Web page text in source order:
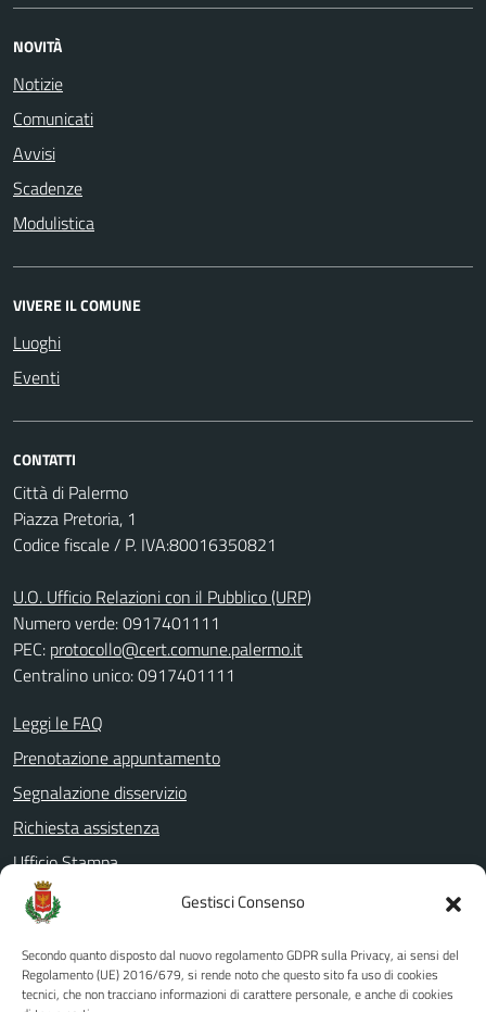
Gestisci Consenso
Secondo quanto disposto dal nuovo regolamento GDPR sulla Privacy, ai sensi del
Regolamento (UE) 2016/679, si rende noto che questo sito fa uso di cookies
tecnici, che non tracciano informazioni di carattere personale, e anche di cookies
NOVITÀ
Notizie
Comunicati
Avvisi
Scadenze
Modulistica
VIVERE IL COMUNE
Luoghi
Eventi
CONTATTI
Città di Palermo
Piazza Pretoria, 1
Codice fiscale / P. IVA:80016350821
U.O. Ufficio Relazioni con il Pubblico (URP)
Numero verde: 0917401111
PEC: protocollo@cert.comune.palermo.it
Centralino unico: 0917401111
Leggi le FAQ
Prenotazione appuntamento
Segnalazione disservizio
Richiesta assistenza
Ufficio Stampa
Amministrazione Trasparente
Albo pretorio
Informativa privacy
Note legali